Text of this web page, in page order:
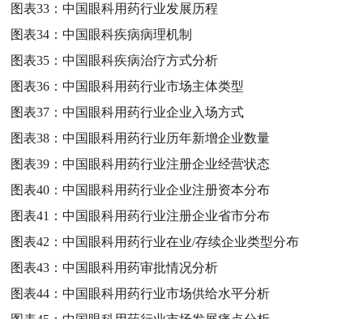
图表33：中国眼科用药行业发展历程
图表34：中国眼科疾病病理机制
图表35：中国眼科疾病治疗方式分析
图表36：中国眼科用药行业市场主体类型
图表37：中国眼科用药行业企业入场方式
图表38：中国眼科用药行业历年新增企业数量
图表39：中国眼科用药行业注册企业经营状态
图表40：中国眼科用药行业企业注册资本分布
图表41：中国眼科用药行业注册企业省市分布
图表42：中国眼科用药行业在业/存续企业类型分布
图表43：中国眼科用药审批情况分析
图表44：中国眼科用药行业市场供给水平分析